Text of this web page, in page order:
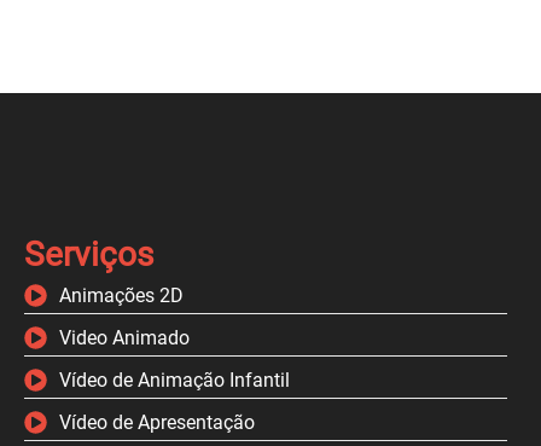
Serviços
Animações 2D
Video Animado
Vídeo de Animação Infantil
Vídeo de Apresentação